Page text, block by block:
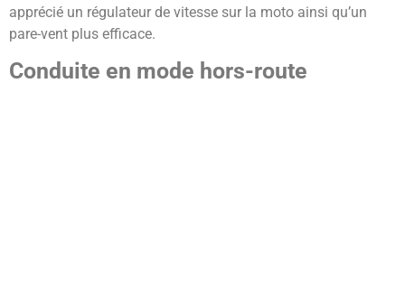
apprécié un régulateur de vitesse sur la moto ainsi qu’un
pare-vent plus efficace.
Conduite en mode hors-route